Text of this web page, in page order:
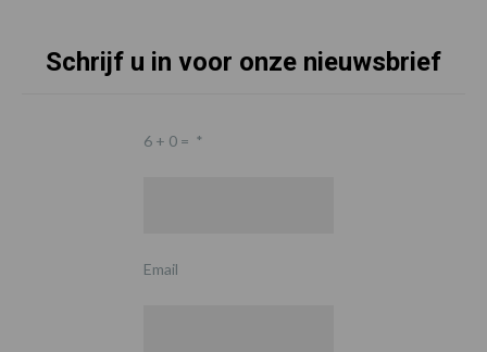
Schrijf u in voor onze nieuwsbrief
6 + 0 = *
Email